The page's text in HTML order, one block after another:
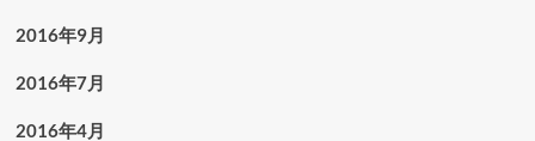
2016年9月
2016年7月
2016年4月